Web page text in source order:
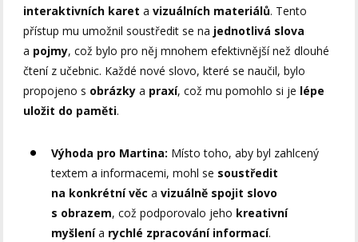
interaktivních karet avizuálních materiálů. Tento
přístup mu umožnil soustředit se na jednotlivá slova
a pojmy, což bylo pro něj mnohem efektivnější než dlouhé
čtení z učebnic. Každé nové slovo, které se naučil, bylo
propojeno s obrázky a praxí, což mu pomohlo si je lépe
uložit do paměti.
Výhoda pro Martina: Místo toho, aby byl zahlcený
textem a informacemi, mohl se soustředit
na konkrétní věc avizuálně spojit slovo
s obrazem, což podporovalo jeho kreativní
myšlenía rychlé zpracování informací.